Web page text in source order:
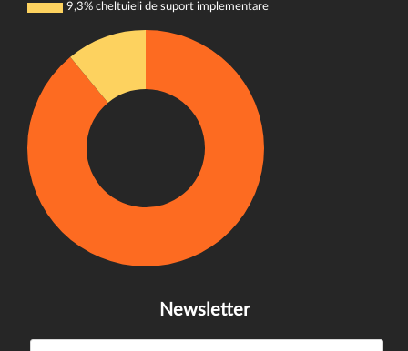
9,3% cheltuieli de suport implementare
Newsletter